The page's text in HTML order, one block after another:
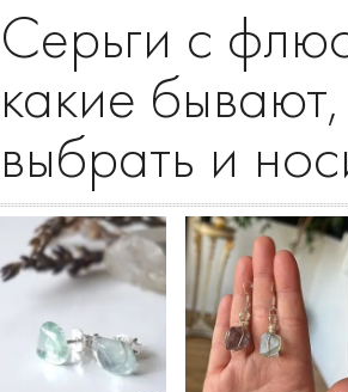
Серьги с
какие
выбрать и